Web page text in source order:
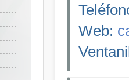
Web: